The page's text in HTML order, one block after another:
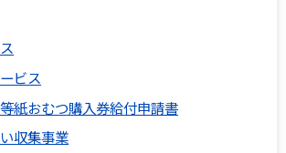
ビス
紙おむつ購入券給付申請書
収集事業